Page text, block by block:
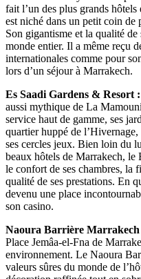
fait l’un des plus grands
est niché dans un petit coin
Son gigantisme et la qualité de
monde entier. Il a même reçu
internationales comme pour
lors d’un séjour à Marrakech.
Es Saadi Gardens & Resort :
aussi mythique de La
service haut de gamme, ses
quartier huppé de
ses cercles jeux. Bien loin du
beaux hôtels de Marrakech, le
le confort de ses chambres, la
qualité de ses prestations. En
devenu une place
son casino.
Naoura Barrière Marrakech
Place Jemâa-el-Fna de
environnement. Le Naoura
valeurs sûres du monde de